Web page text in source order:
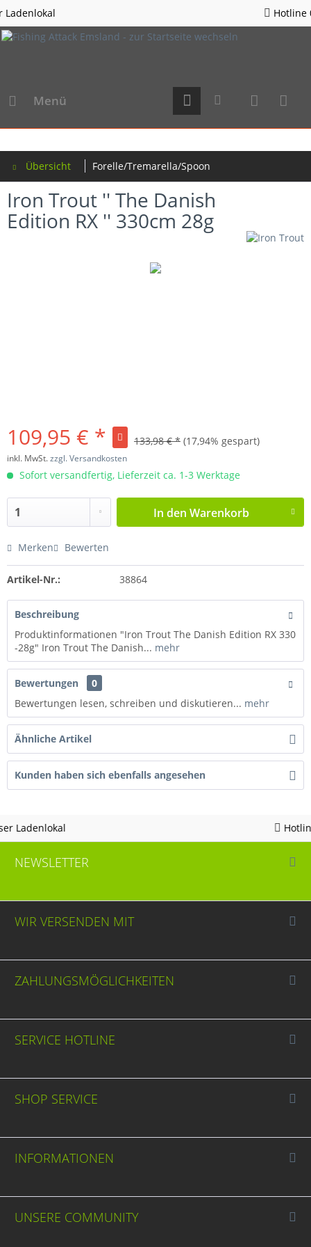
Hotline 05963 - 982823
Menü
Übersicht Forelle/Tremarella/Spoon
Iron Trout '' The Danish
Edition RX '' 330cm 28g
109,95 € * 133,98 € * (17,94% gespart)
inkl. MwSt.zzgl. Versandkosten
Sofort versandfertig, Lieferzeit ca. 1-3 Werktage
In den Warenkorb
Merken Bewerten
Artikel-Nr.: 38864
Beschreibung
Produktinformationen "Iron Trout The Danish Edition RX 330
-28g" Iron Trout The Danish... mehr
Bewertungen
0
Bewertungen lesen, schreiben und diskutieren... mehr
Ähnliche Artikel
Kunden haben sich ebenfalls angesehen
Hotline 05963 - 982823
NEWSLETTER
WIR VERSENDEN MIT
ZAHLUNGSMÖGLICHKEITEN
SERVICE HOTLINE
SHOP SERVICE
INFORMATIONEN
UNSERE COMMUNITY